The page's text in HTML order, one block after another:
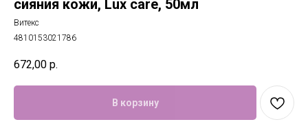
сияния кожи, Lux care, 50мл
Витекс
4810153021786
672,00 р.
В корзину